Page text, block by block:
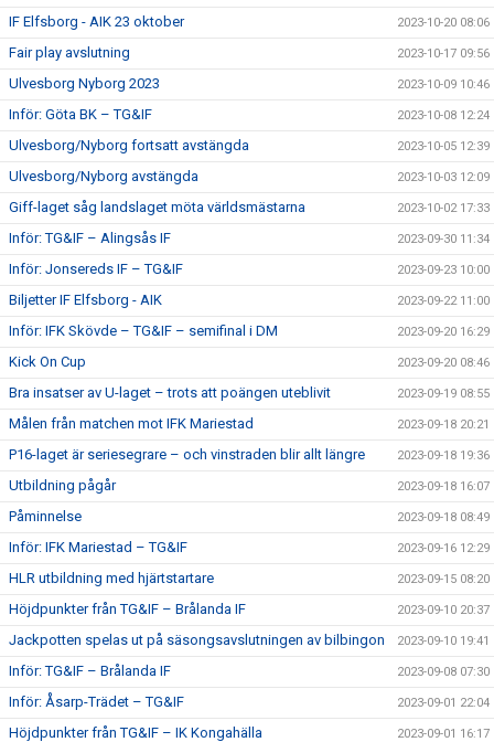
IF Elfsborg - AIK 23 oktober 2023-10-20 08:06
Fair play avslutning 2023-10-17 09:56
Ulvesborg Nyborg 2023 2023-10-09 10:46
Inför: Göta BK – TG&IF 2023-10-08 12:24
Ulvesborg/Nyborg fortsatt avstängda 2023-10-05 12:39
Ulvesborg/Nyborg avstängda 2023-10-03 12:09
Giff-laget såg landslaget möta världsmästarna 2023-10-02 17:33
Inför: TG&IF – Alingsås IF 2023-09-30 11:34
Inför: Jonsereds IF – TG&IF 2023-09-23 10:00
Biljetter IF Elfsborg - AIK 2023-09-22 11:00
Inför: IFK Skövde – TG&IF – semifinal i DM 2023-09-20 16:29
Kick On Cup 2023-09-20 08:46
Bra insatser av U-laget – trots att poängen uteblivit 2023-09-19 08:55
Målen från matchen mot IFK Mariestad 2023-09-18 20:21
P16-laget är seriesegrare – och vinstraden blir allt längre 2023-09-18 19:36
Utbildning pågår 2023-09-18 16:07
Påminnelse 2023-09-18 08:49
Inför: IFK Mariestad – TG&IF 2023-09-16 12:29
HLR utbildning med hjärtstartare 2023-09-15 08:20
Höjdpunkter från TG&IF – Brålanda IF 2023-09-10 20:37
Jackpotten spelas ut på säsongsavslutningen av bilbingon 2023-09-10 19:41
Inför: TG&IF – Brålanda IF 2023-09-08 07:30
Inför: Åsarp-Trädet – TG&IF 2023-09-01 22:04
Höjdpunkter från TG&IF – IK Kongahälla 2023-09-01 16:17